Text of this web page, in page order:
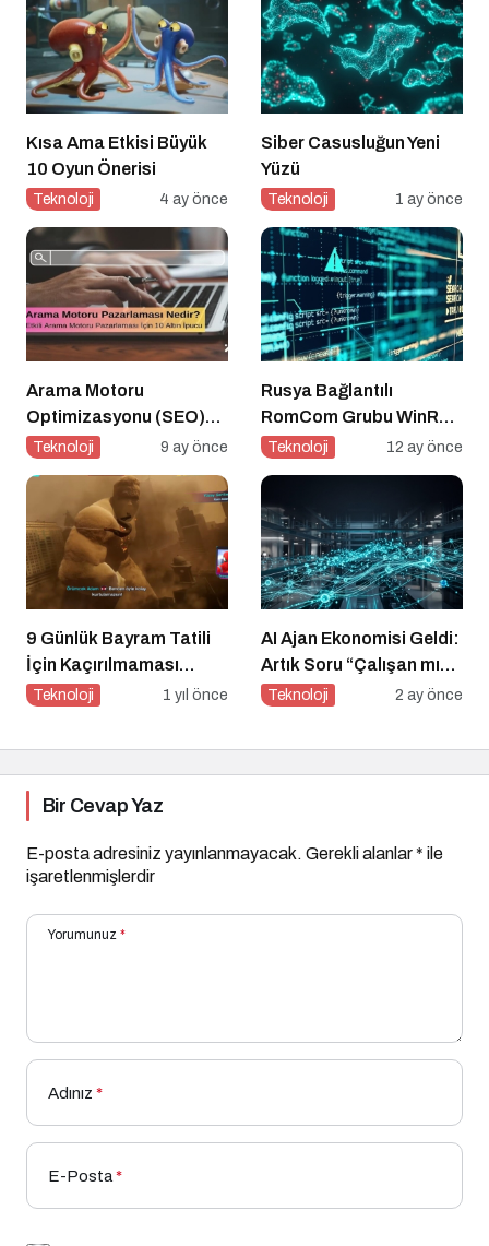
Kısa Ama Etkisi Büyük
10 Oyun Önerisi
Teknoloji 4 ay önce
Siber Casusluğun Yeni
Yüzü
Teknoloji 1 ay önce
Arama Motoru
Optimizasyonu (SEO)
Nedir? Etkili SEO İçin 10
Teknoloji 9 ay önce
Rusya Bağlantılı
RomCom Grubu WinRAR
Açığını Hedef Aldı
Teknoloji 12 ay önce
9 Günlük Bayram Tatili
İçin Kaçırılmaması
Gereken 8 Oyun
Teknoloji 1 yıl önce
AI Ajan Ekonomisi Geldi:
Artık Soru “Çalışan mı
Olacaksın, Çalıştıran
Teknoloji 2 ay önce
Bir Cevap Yaz
E-posta adresiniz yayınlanmayacak. Gerekli alanlar* ile
işaretlenmişlerdir
Yorumunuz *
Adınız *
E-Posta*